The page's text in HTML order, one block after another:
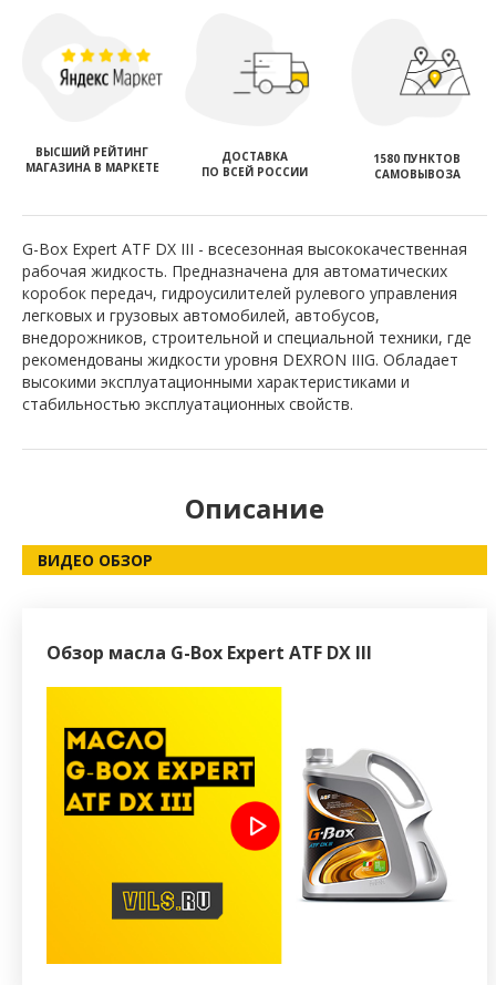
ВЫСШИЙ РЕЙТИНГ
МАГАЗИНА В МАРКЕТЕ
ДОСТАВКА
ПО ВСЕЙ РОССИИ
1580 ПУНКТОВ
САМОВЫВОЗА
G-Box Expert ATF DX III - всесезонная высококачественная
рабочая жидкость. Предназначена для автоматических
коробок передач, гидроусилителей рулевого управления
легковых и грузовых автомобилей, автобусов,
внедорожников, строительной и специальной техники, где
рекомендованы жидкости уровня DEXRON IIIG. Обладает
высокими эксплуатационными характеристиками и
стабильностью эксплуатационных свойств.
Описание
ВИДЕО ОБЗОР
Обзор масла G-Box Expert ATF DX III